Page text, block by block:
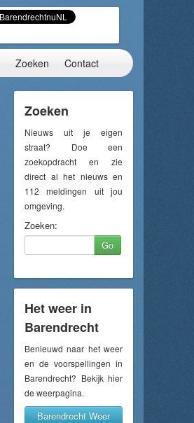
Zoeken Contact
Zoeken
Nieuws uit je eigen
straat? Doe een
zoekopdracht en zie
direct al het nieuws en
112 meldingen uit jou
omgeving.
Zoeken:
Go
Het weer in
Barendrecht
Benieuwd naar het weer
en de voorspellingen in
Barendrecht? Bekijk hier
de weerpagina.
Barendrecht Weer